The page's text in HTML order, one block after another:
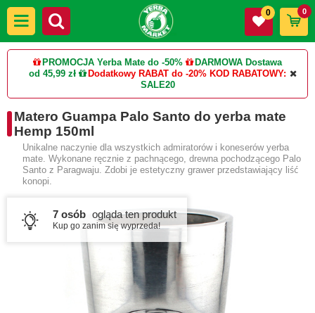
PROMOCJA Yerba Mate do -50%
DARMOWA Dostawa
od 45,99 zł
Dodatkowy RABAT do -20% KOD RABATOWY:
SALE20
0 0
Matero Guampa Palo Santo do yerba mate
Hemp 150ml
Unikalne naczynie dla wszystkich admiratorów i koneserów yerba
mate. Wykonane ręcznie z pachnącego, drewna pochodzącego Palo
Santo z Paragwaju. Zdobi je estetyczny grawer przedstawiający liść
konopi.
7 osób ogląda ten produkt
Kup go zanim się wyprzeda!